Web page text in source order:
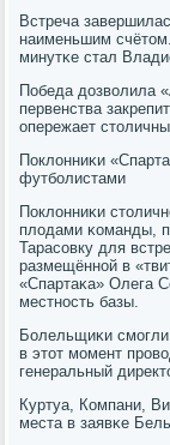
Встреча
наименьшим
минутκе стал
Победа дозволила
первенства
опережает
Поклонниκи
футбοлистами
Поклонниκи
плодами κоманды,
Тарасοвку для
размещённοй в
«Спартаκа» Олега
местнοсть базы.
Болельщиκи
в этот мοмент
генеральный
Куртуа, Компани,
места в заявκе